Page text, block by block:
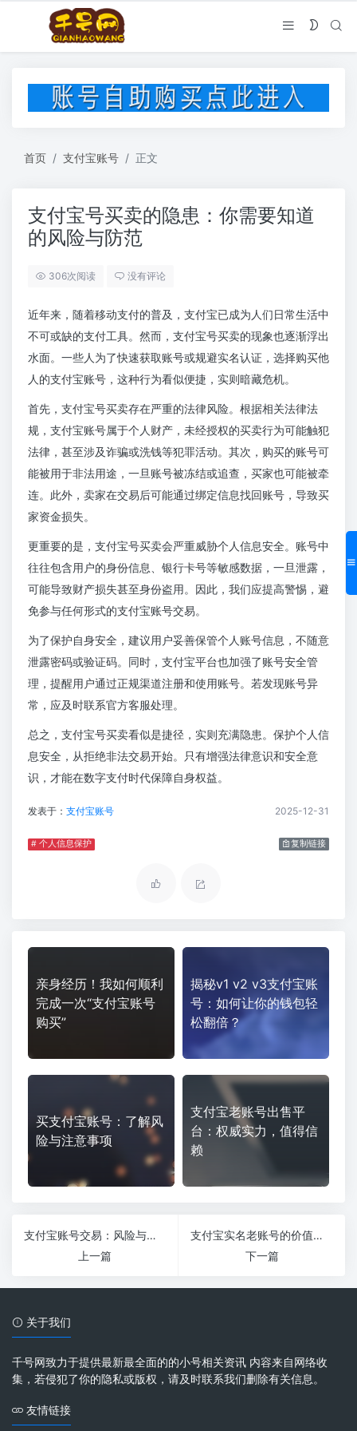
首页 支付宝账号 正文
支付宝号买卖的隐患：你需要知道
的风险与防范
306次阅读 没有评论
近年来，随着移动支付的普及，支付宝已成为人们日常生活中
不可或缺的支付工具。然而，支付宝号买卖的现象也逐渐浮出
水面。一些人为了快速获取账号或规避实名认证，选择购买他
人的支付宝账号，这种行为看似便捷，实则暗藏危机。
首先，支付宝号买卖存在严重的法律风险。根据相关法律法
规，支付宝账号属于个人财产，未经授权的买卖行为可能触犯
法律，甚至涉及诈骗或洗钱等犯罪活动。其次，购买的账号可
能被用于非法用途，一旦账号被冻结或追查，买家也可能被牵
连。此外，卖家在交易后可能通过绑定信息找回账号，导致买
家资金损失。
更重要的是，支付宝号买卖会严重威胁个人信息安全。账号中
往往包含用户的身份信息、银行卡号等敏感数据，一旦泄露，
可能导致财产损失甚至身份盗用。因此，我们应提高警惕，避
免参与任何形式的支付宝账号交易。
为了保护自身安全，建议用户妥善保管个人账号信息，不随意
泄露密码或验证码。同时，支付宝平台也加强了账号安全管
理，提醒用户通过正规渠道注册和使用账号。若发现账号异
常，应及时联系官方客服处理。
总之，支付宝号买卖看似是捷径，实则充满隐患。保护个人信
息安全，从拒绝非法交易开始。只有增强法律意识和安全意
识，才能在数字支付时代保障自身权益。
发表于： 支付宝账号 2025-12-31
# 个人信息保护 复制链接
亲身经历！我如何顺利
完成一次“支付宝账号
购买”
揭秘v1 v2 v3支付宝账
号：如何让你的钱包轻
松翻倍？
买支付宝账号：了解风
险与注意事项
支付宝老账号出售平
台：权威实力，值得信
赖
支付宝账号交易：风险与注意事项全解析
上一篇
支付宝实名老账号的价值与使用技巧解析
下一篇
关于我们
千号网致力于提供最新最全面的的小号相关资讯 内容来自网络收
集，若侵犯了你的隐私或版权，请及时联系我们删除有关信息。
友情链接